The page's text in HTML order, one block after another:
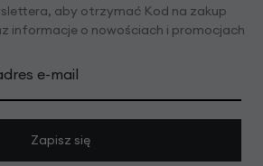
aby otrzymać Kod na zakup
informacje o nowościach i promocjach
e-mail
Zapisz się